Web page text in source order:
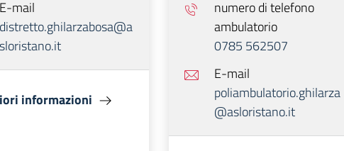
mail
informazioni
numero di telefono
ambulatorio
0785 562507
E-mail
poliambulatorio.ghilarza
@asloristano.it